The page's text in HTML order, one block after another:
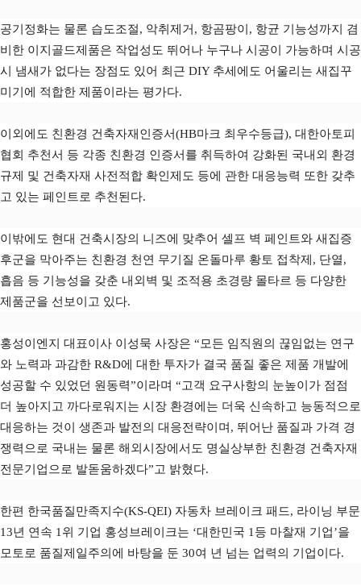
공기정화는 물론 습도조절, 악취제거, 항곰팡이, 항균 기능성까지 겸
비한 이지골드제품은 작업성도 뛰어나 누구나 시공이 가능하며 시공
시 냄새가 없다는 장점도 있어 최근 DIY 추세에도 어울리는 새집꾸
미기에 적합한 제품이라는 평가다.
이외에도 친환경 건축자재인증서(HB마크 최우수등급), 대한아토피
협회 추천서 등 각종 친환경 인증서를 취득하여 강화된 국내외 환경
규제 및 건축자재 사전적합 확인제도 등에 관한 대응능력 또한 갖추
고 있는 페인트로 추천된다.
이밖에도 현대 건축시장의 니즈에 맞추어 셀프 벽 페인트와 새집증
후군을 막아주는 친환경 천연 무기질 온돌마루 황토 접착제, 단열,
흡음 등 기능성을 갖춘 내외벽 및 조적용 초경량 몰타르 등 다양한
제품군을 선보이고 있다.
홍성이엔지 대표이사 이성묵 사장은 “모든 임직원의 끊임없는 연구
와 노력과 과감한 R&D에 대한 투자가 결국 품질 좋은 제품 개발에
성공할 수 있었던 원동력”이라며 “고객 요구사항의 눈높이가 점점
더 높아지고 까다로워지는 시장 환경에는 더욱 신속하고 능동적으로
대응하는 것이 생존과 발전의 대응전략이며, 뛰어난 품질과 가격 경
쟁력으로 국내는 물론 해외시장에서도 명실상부한 친환경 건축자재
전문기업으로 발돋움하겠다”고 밝혔다.
한편 한국품질만족지수(KS-QEI) 자동차 브레이크 패드, 라이닝 부문
13년 연속 1위 기업 홍성브레이크는 ‘대한민국 1등 마찰재 기업’을
모토로 품질제일주의에 바탕을 둔 30여 년 넘는 업력의 기업이다.